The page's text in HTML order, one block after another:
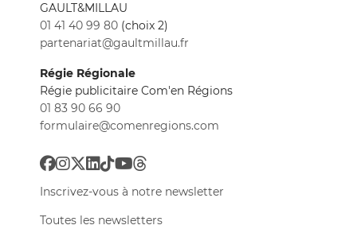
GAULT&MILLAU
01 41 40 99 80 (choix 2)
partenariat@gaultmillau.fr
Régie Régionale
Régie publicitaire Com'en Régions
01 83 90 66 90
formulaire@comenregions.com
Inscrivez-vous à notre newsletter
Toutes les newsletters